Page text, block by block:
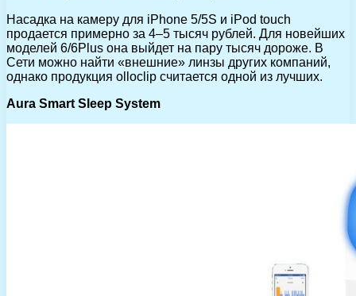
Насадка на камеру для iPhone 5/5S и iPod touch
продается примерно за 4–5 тысяч рублей. Для новейших
моделей 6/6Plus она выйдет на пару тысяч дороже. В
Сети можно найти «внешние» линзы других компаний,
однако продукция olloclip считается одной из лучших.
Aura Smart Sleep System